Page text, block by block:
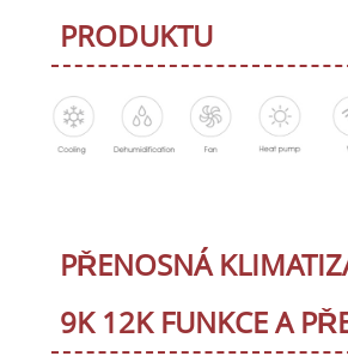
PRODUKTU
PŘENOSNÁ
9K 12K FUNKCE A